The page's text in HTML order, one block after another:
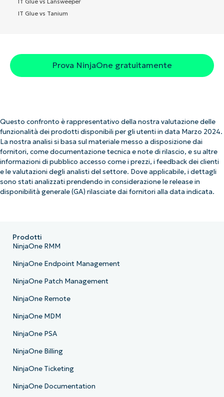
IT Glue vs Tanium
Prova NinjaOne gratuitamente
Questo confronto è rappresentativo della nostra valutazione delle
funzionalità dei prodotti disponibili per gli utenti in data Marzo 2024.
La nostra analisi si basa sul materiale messo a disposizione dai
fornitori, come documentazione tecnica e note di rilascio, e su altre
informazioni di pubblico accesso come i prezzi, i feedback dei clienti
e le valutazioni degli analisti del settore. Dove applicabile, i dettagli
sono stati analizzati prendendo in considerazione le release in
disponibilità generale (GA) rilasciate dai fornitori alla data indicata.
Prodotti
NinjaOne RMM
NinjaOne Endpoint Management
NinjaOne Patch Management
NinjaOne Remote
NinjaOne MDM
NinjaOne PSA
NinjaOne Billing
NinjaOne Ticketing
NinjaOne Documentation